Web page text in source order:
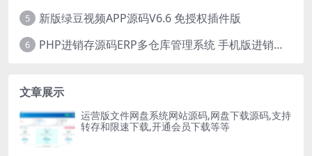
5 新版绿豆视频APP源码V6.6 免授权插件版
6 PHP进销存源码ERP多仓库管理系统 手机版进销存 php网络版进销存小程序
文章展示
运营版文件网盘系统网站源码,网盘下载源码,支持
转存和限速下载,开通会员下载等等